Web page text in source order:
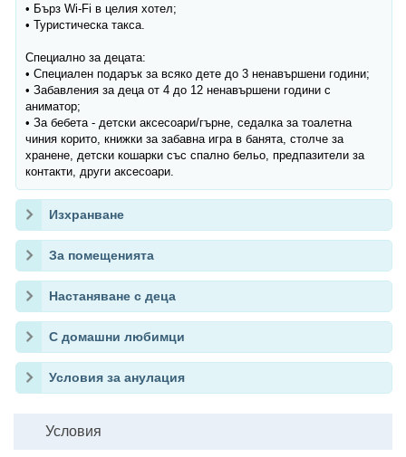
• Бърз Wi-Fi в целия хотел;
• Туристическа такса.
Специално за децата:
• Специален подарък за всяко дете до 3 ненавършени години;
• Забавления за деца от 4 до 12 ненавършени години с
аниматор;
• За бебета - детски аксесоари/гърне, седалка за тоалетна
чиния корито, книжки за забавна игра в банята, столче за
хранене, детски кошарки със спално бельо, предпазители за
контакти, други аксесоари.
Изхранване
За помещенията
Настаняване с деца
С домашни любимци
Условия за анулация
Условия